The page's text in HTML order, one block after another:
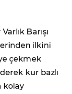
Barışı
ilkini
çekmek
kur bazlı
kolay